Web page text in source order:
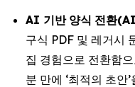
AI 기반 양식 전환
구식 PDF 및 레거시
집 경험으로 전환함
분 만에 ‘최적의 초안